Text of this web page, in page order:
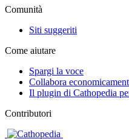
Comunità
Siti suggeriti
Come aiutare
Spargi la voce
Collabora
Il plugin di Cathopedia
Contributori